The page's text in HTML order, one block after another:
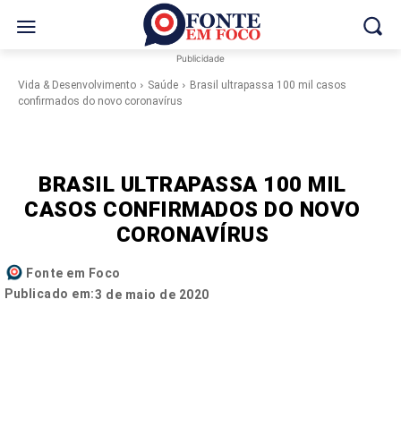
Publicidade
Vida & Desenvolvimento Saúde
Brasil ultrapassa 100 mil casos
confirmados do novo coronavírus
BRASIL ULTRAPASSA 100 MIL
CASOS CONFIRMADOS DO NOVO
CORONAVÍRUS
Fonte em Foco
Publicado em:3 de maio de 2020